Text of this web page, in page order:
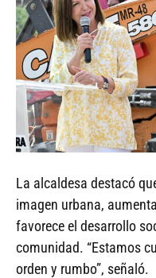
La alcaldesa destacó
imagen urbana,
favorece el desarrollo
comunidad. “Estamos
orden y rumbo”, señaló.